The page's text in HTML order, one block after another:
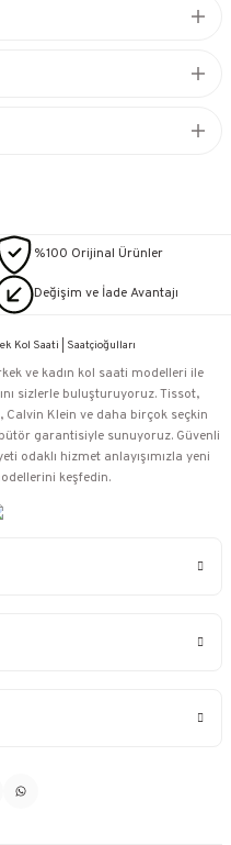
%100 Orijinal Ürünler
Değişim ve İade Avantajı
ve kadın kol saati modelleri ile
sizlerle buluşturuyoruz. Tissot,
Klein ve daha birçok seçkin
garantisiyle sunuyoruz. Güvenli
odaklı hizmet anlayışımızla yeni
keşfedin.